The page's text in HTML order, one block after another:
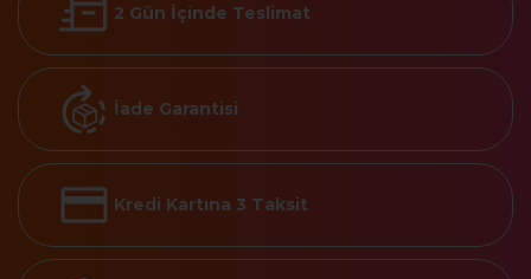
2 Gün İçinde Teslimat
İade Garantisi
Kredi Kartına 3 Taksit